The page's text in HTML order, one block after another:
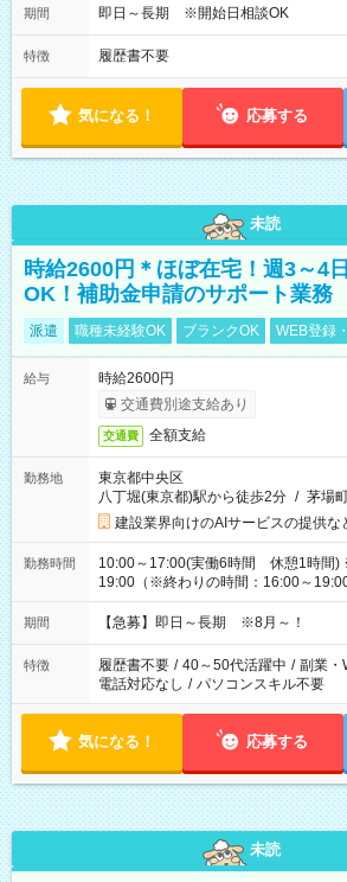
期間 即日～長期 ※開始日相談OK
特徴 履歴書不要
気になる！ 応募する
未読
時給2600円＊ほぼ在宅！週3～4
OK！補助金申請のサポート業務
派遣 職種未経験OK ブランクOK WEB登録
給与
時給2600円
交通費別途支給あり
交通費 全額支給
勤務地
東京都中央区
八丁堀(東京都)駅から徒歩2分 / 茅場
建設業界向けのAIサービスの提供な
勤務時間
10:00～17:00(実働6時間 休憩1時間)
19:00（※終わりの時間：16:00～19:00
期間 【急募】即日～長期 ※8月～！
特徴 履歴書不要 / 40～50代活躍中 / 副業・
電話対応なし / パソコンスキル不要
気になる！ 応募する
未読